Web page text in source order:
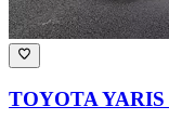
TOYOTA YARIS